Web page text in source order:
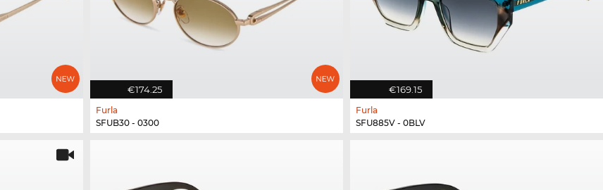
€174.25
Furla
SFUB30 - 0300
€169.15
Furla
SFU885V - 0BLV